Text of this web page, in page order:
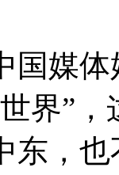
国媒
界”
东，